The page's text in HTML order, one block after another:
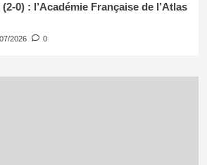
0) : l’Académie Française de l’Atlas
2026 0